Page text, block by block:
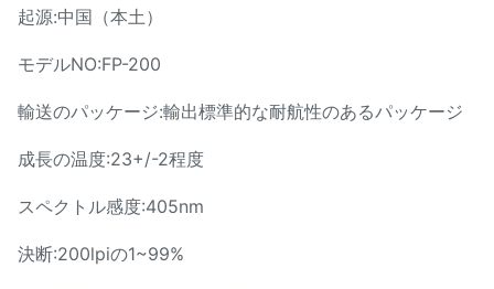
起源:中国（本土）
モデルNO:FP-200
輸送のパッケージ:輸出標準的な耐航性のあるパッケージ
成長の温度:23+/-2程度
スペクトル感度:405nm
決断:200lpiの1~99%